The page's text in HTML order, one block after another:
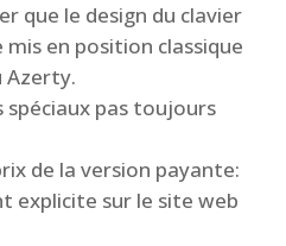
que le design du clavier
en position classique
Azerty.
spéciaux pas toujours
de la version payante:
explicite sur le site web